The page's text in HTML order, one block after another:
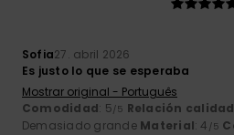
Sofia27. abril 2026
Es justo lo que se esperaba
Mostrar original - Português
Comodidad: 5/5 Relación
Demasiado grande Material: 4 /5